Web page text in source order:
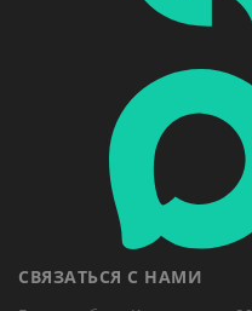
СВЯЗАТЬСЯ С НАМИ